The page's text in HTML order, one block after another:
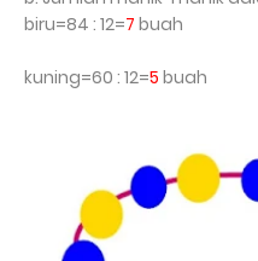
biru=84 : 12=7 buah
kuning=60 : 12=5 buah